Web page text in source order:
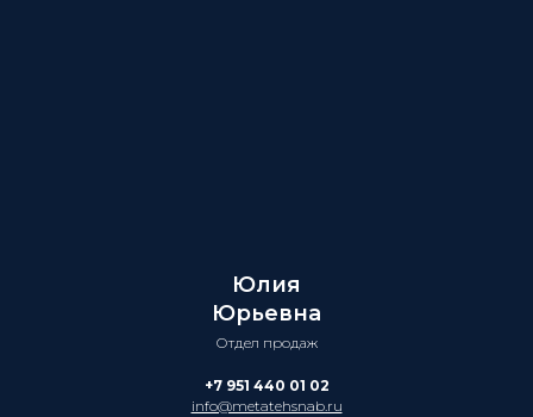
Юлия
Юрьевна
Отдел продаж
+7 951 440 01 02
info@metatehsnab.ru